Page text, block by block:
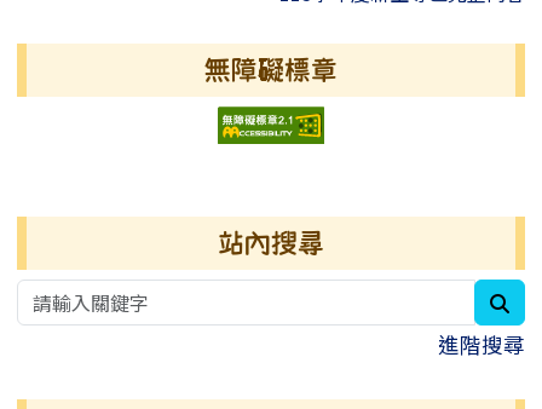
無障礙標章
站內搜尋
進階搜尋